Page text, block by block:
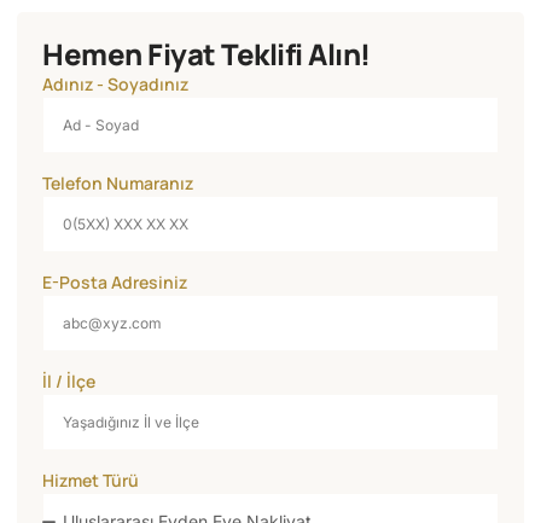
Hemen Fiyat Teklifi Alın!
Adınız - Soyadınız
Telefon Numaranız
E-Posta Adresiniz
İl / İlçe
Hizmet Türü